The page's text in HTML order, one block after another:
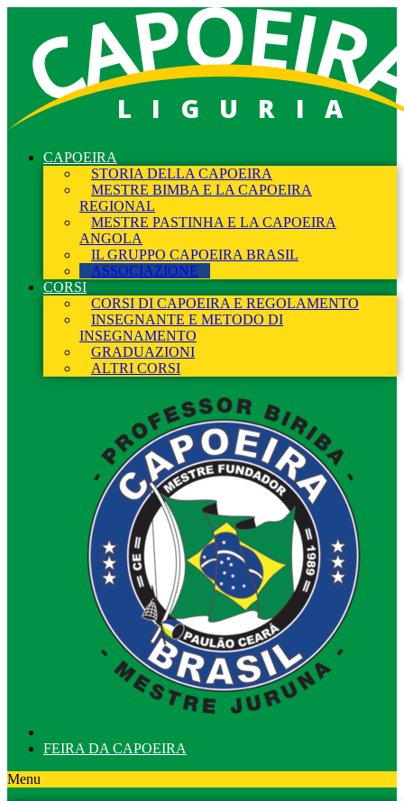
LIGURIA
CAPOEIRA
STORIA DELLA CAPOEIRA
MESTRE BIMBA E LA CAPOEIRA
REGIONAL
MESTRE PASTINHA E LA CAPOEIRA
ANGOLA
IL GRUPPO CAPOEIRA BRASIL
ASSOCIAZIONE
CORSI
CORSI DI CAPOEIRA E REGOLAMENTO
INSEGNANTE E METODO DI
INSEGNAMENTO
GRADUAZIONI
ALTRI CORSI
FEIRA DA CAPOEIRA
Menu